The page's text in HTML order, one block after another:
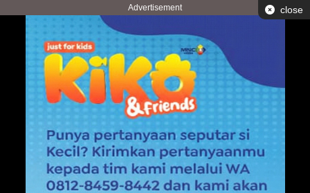
Advertisement close